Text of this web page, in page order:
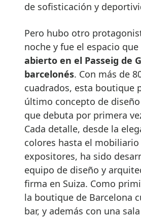
de sofisticación y
Pero hubo otro
noche y fue el espacio que
abierto en el Passeig de
barcelonés. Con más de
cuadrados, esta boutique
último concepto de diseño
que debuta por primera
Cada detalle, desde la
colores hasta el mobiliario
expositores, ha sido
equipo de diseño y
firma en Suiza. Como
la boutique de Barcelona
bar, y además con una